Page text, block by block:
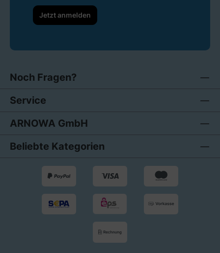
Jetzt anmelden
Noch Fragen?
Service
ARNOWA GmbH
Beliebte Kategorien